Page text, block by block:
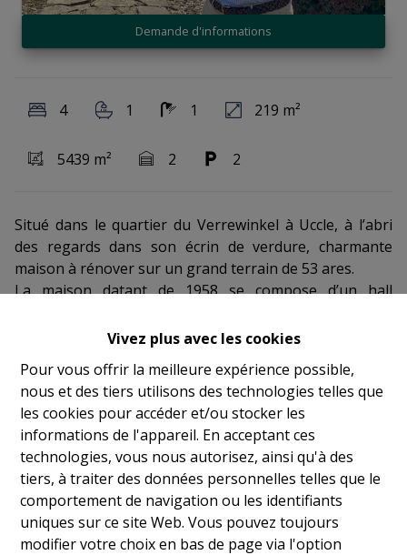
Vivez plus avec les cookies
Pour vous offrir la meilleure expérience possible,
nous et des tiers utilisons des technologies telles que
les cookies pour accéder et/ou stocker les
informations de l'appareil. En acceptant ces
technologies, vous nous autorisez, ainsi qu'à des
tiers, à traiter des données personnelles telles que le
comportement de navigation ou les identifiants
uniques sur ce site Web. Vous pouvez toujours
modifier votre choix en bas de page via l'option
Demande d'informations
4 1 1 219 m²
5439 m² 2 2
Situé dans le quartier du Verrewinkel à Uccle, à l’abri
des regards dans son écrin de verdure, charmante
maison à rénover sur un grand terrain de 53 ares.
La maison datant de 1958 se compose d’un hall
salle à manger et un bureau séparé. Sur le même
et aux caves.
Le premier étage se compose de la chambre principale
disposant de sa salle de bain, de trois autres chambres,
d’une salle de douche et d’une buanderie.
Possibilité d’aménager les combles.
Autres : Gaz, anciennes serres et potager.
Pour toutes informations supplémentaires, veuillez
contacter Roland de Broqueville au 02/345.90.80